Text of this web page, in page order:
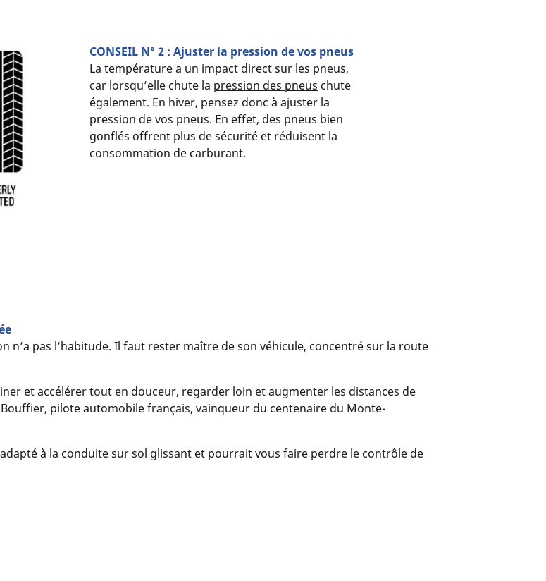
CONSEIL N° 2 : Ajuster la pression de vos pneus
La température a un impact direct sur les pneus,
car lorsqu’elle chute la pression des pneus chute
également. En hiver, pensez donc à ajuster la
pression de vos pneus. En effet, des pneus bien
gonflés offrent plus de sécurité et réduisent la
consommation de carburant.
n’a pas l’habitude. Il faut rester maître de son véhicule, concentré sur la route
et accélérer tout en douceur, regarder loin et augmenter les distances de
pilote automobile français, vainqueur du centenaire du Monte-
à la conduite sur sol glissant et pourrait vous faire perdre le contrôle de